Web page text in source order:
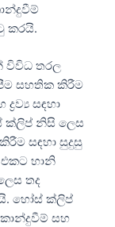
කරයි.
විවිධ තරල
සහතික කිරීම
සඳහා
ක්ලිප් නිසි ලෙස
සඳහා සුදුසු
හානි
තද
හෝස් ක්ලිප්
සහ